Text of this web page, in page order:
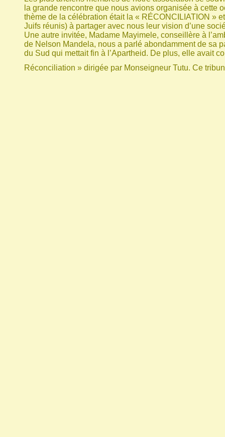
la grande rencontre que nous avions organisée à
thème de la célébration était la « RÉCONCILIATION »
Juifs réunis) à partager avec nous leur vision d’une
Une autre invitée, Madame Mayimele, conseillère à
de Nelson Mandela, nous a parlé abondamment de sa
du Sud qui mettait fin à l’Apartheid. De plus, elle avait
Réconciliation » dirigée par Monseigneur Tutu. Ce